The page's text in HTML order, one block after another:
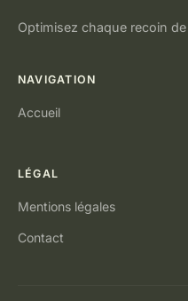
Optimisez chaque recoin
NAVIGATION
Accueil
LÉGAL
Mentions légales
Contact